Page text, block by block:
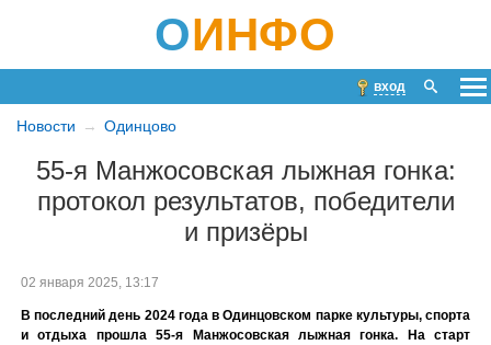
ОИНФО
вход
Новости Одинцово
55-я Манжосовская лыжная гонка:
протокол результатов, победители
и призёры
02 января 2025, 13:17
В последний день 2024 года в Одинцовском парке культуры, спорта
и отдыха прошла 55-я Манжосовская лыжная гонка. На старт